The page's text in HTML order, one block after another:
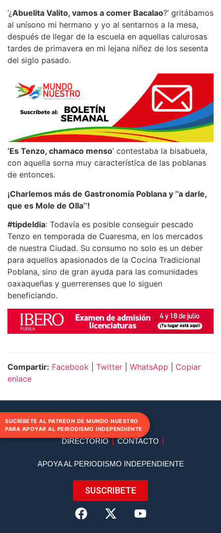
‘¿Abuelita Valito, vamos a comer Bacalao?’ gritábamos
al unísono mi hermano y yo al sentarnos a la mesa,
después de llegar de la escuela en aquellas calurosas
tardes de primavera en mi lejana niñez de los sesenta
del siglo pasado.
‘Es Tenzo, chamaco menso’ contestaba la bisabuela,
con aquella sorna muy característica de las poblanas
de entonces.
¡Charlemos más de Gastronomía Poblana y ‘’a darle,
que es Mole de Olla’’!
#tipdeldia: Todavía es posible conseguir pescado
Tenzo en temporada de Cuaresma, en los mercados
de nuestra Ciudad. Su consumo no solo es un deber
para aquellos apasionados de la Cocina Tradicional
Poblana, sino de gran ayuda para las comunidades
oaxaqueñas y guerrerenses que lo siguen
beneficiando.
Compartir: Facebook Twitter WhatsApp
Copiar
enlace
DIRECTORIO CONTACTO
APOYA AL PERIODISMO INDEPENDIENTE
SUSCRIBETE
SUCRÍBETE AL PATREON DE MUNDO NUESTRO
PARA APOYAR AL PERIODISMO INDEPENDIENTE